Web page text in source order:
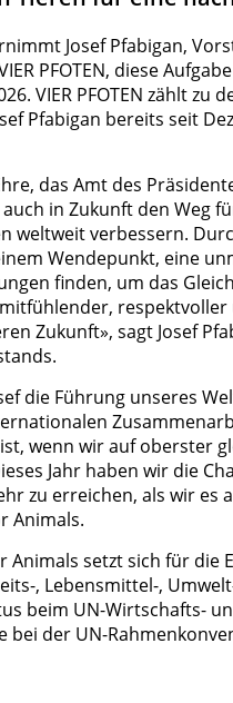
Josef Pfabigan,
PFOTEN, diese
VIER PFOTEN zählt zu
Pfabigan bereits seit
das Amt des
in Zukunft den Weg
weltweit verbessern.
Wendepunkt, eine
finden, um das
Zukunft», sagt Josef
die Führung unseres
wenn wir auf oberster
Jahr haben wir die
zu erreichen, als wir es
Animals.
Animals setzt sich für die
, Lebensmittel-,
beim UN-Wirtschafts-
der UN-